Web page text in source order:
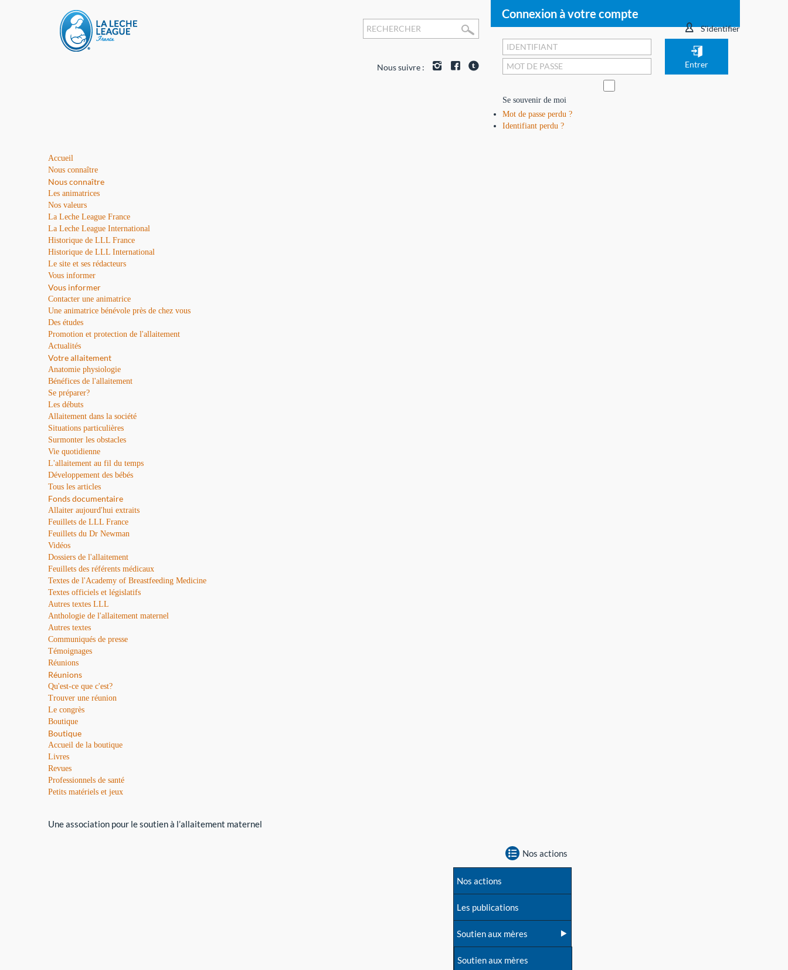
S'identifier
Connexion à votre compte
Se souvenir de moi
Mot de passe perdu ?
Identifiant perdu ?
Nous suivre :
Accueil
Nous connaître
Nous connaître
Les animatrices
Nos valeurs
La Leche League France
La Leche League International
Historique de LLL France
Historique de LLL International
Le site et ses rédacteurs
Vous informer
Vous informer
Contacter une animatrice
Une animatrice bénévole près de chez vous
Des études
Promotion et protection de l'allaitement
Actualités
Votre allaitement
Anatomie physiologie
Bénéfices de l'allaitement
Se préparer?
Les débuts
Allaitement dans la société
Situations particulières
Surmonter les obstacles
Vie quotidienne
L'allaitement au fil du temps
Développement des bébés
Tous les articles
Fonds documentaire
Allaiter aujourd'hui extraits
Feuillets de LLL France
Feuillets du Dr Newman
Vidéos
Dossiers de l'allaitement
Feuillets des référents médicaux
Textes de l'Academy of Breastfeeding Medicine
Textes officiels et législatifs
Autres textes LLL
Anthologie de l'allaitement maternel
Autres textes
Communiqués de presse
Témoignages
Réunions
Réunions
Qu'est-ce que c'est?
Trouver une réunion
Le congrès
Boutique
Boutique
Accueil de la boutique
Livres
Revues
Professionnels de santé
Petits matériels et jeux
Une association pour le soutien à l’allaitement maternel
Nos actions
Nos actions
Les publications
Soutien aux mères
Soutien aux mères